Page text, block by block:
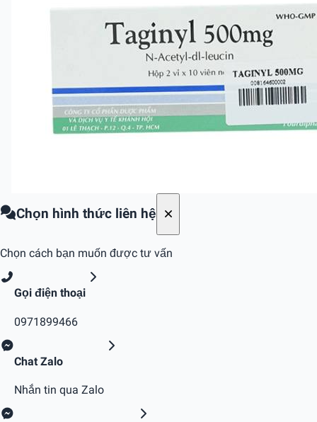
Chọn hình thức liên hệ
Chọn cách bạn muốn được tư vấn
Gọi điện thoại
0971899466
Chat Zalo
Nhắn tin qua Zalo